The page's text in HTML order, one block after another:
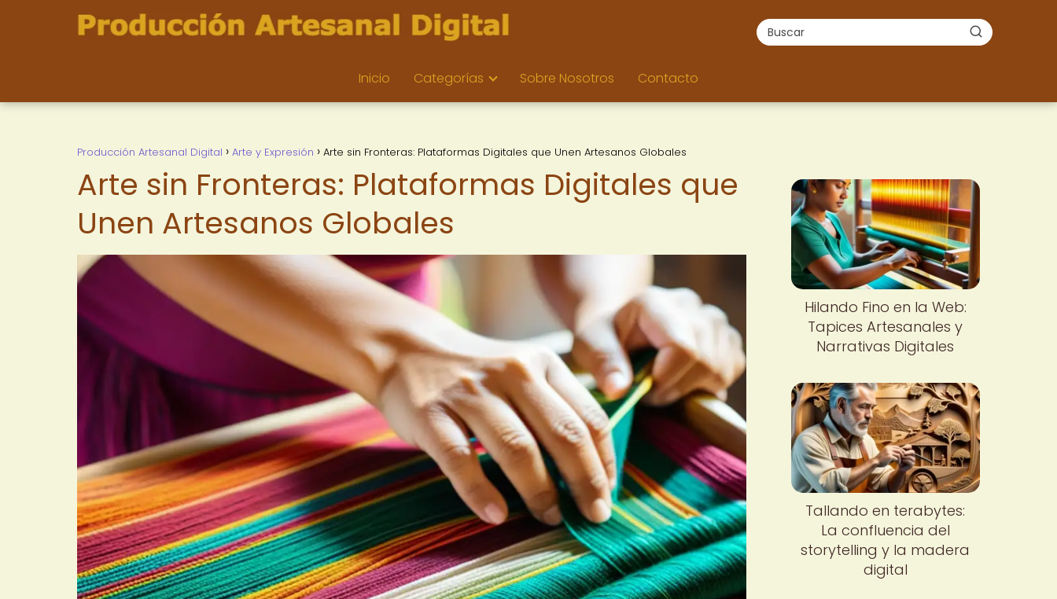
Inicio Categorías Sobre Nosotros Contacto
Producción Artesanal Digital Arte y Expresión Arte sin Fronteras: Plataformas Digitales que Unen Artesanos Globales
Arte sin Fronteras: Plataformas Digitales que
Unen Artesanos Globales
Hilando Fino en la Web:
Tapices Artesanales y
Narrativas Digitales
Tallando en terabytes:
La confluencia del
storytelling y la madera
digital